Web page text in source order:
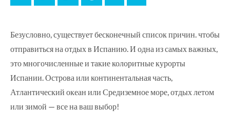
Безусловно, существует бесконечный список причин. чтобы
отправиться на отдых в Испанию. И одна из самых важных,
это многочисленные и такие колоритные курорты
Испании. Острова или континентальная часть,
Атлантический океан или Средиземное море, отдых летом
или зимой — все на ваш выбор!